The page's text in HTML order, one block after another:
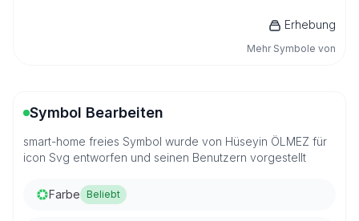
Erhebung
Mehr Symbole von
Symbol Bearbeiten
smart-home freies Symbol wurde von Hüseyin ÖLMEZ für
icon Svg entworfen und seinen Benutzern vorgestellt
Farbe Beliebt